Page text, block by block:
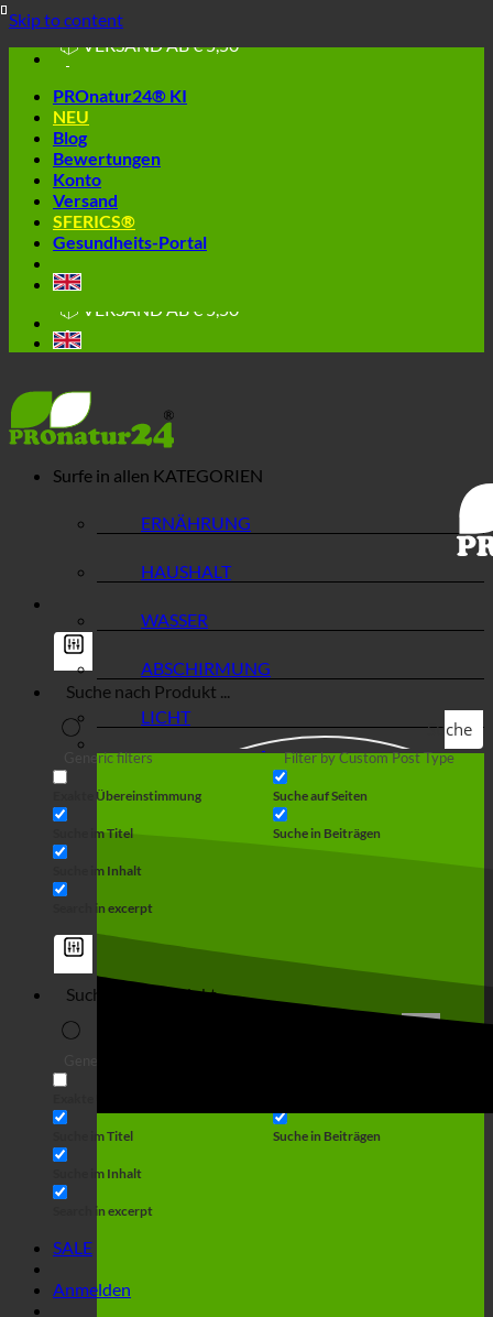
Skip to content
🔆 GESUND. NACHHALTIG.
📦 VERSAND AB € 5,50
🔖 KAUF AUF RECHNUNG
PROnatur24® KI
NEU
Blog
Bewertungen
Konto
Versand
SFERICS®
Gesundheits-Portal
🔆 GESUND. NACHHALTIG.
📦 VERSAND AB € 5,50
🔖 KAUF AUF RECHNUNG
Suche
Generic filters
Exakte Übereinstimmung
Suche im Titel
Suche im Inhalt
Search in excerpt
Filter by Custom Post Type
Suche auf Seiten
Suche in Beiträgen
Suche im Titel
Suche im Inhalt
Search in excerpt
Suche in Beiträgen
SALE
Anmelden
Surfe in allen KATEGORIEN
ERNÄHRUNG
HAUSHALT
WASSER
ABSCHIRMUNG
LICHT